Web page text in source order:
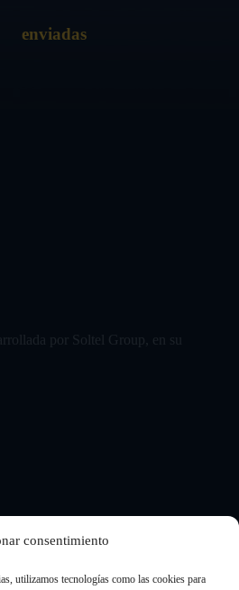
consentimiento
utilizamos tecnologías como las cookies para
enviadas
por Soltel Group, en su